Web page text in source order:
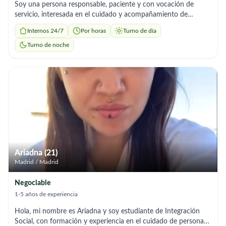
Soy una persona responsable, paciente y con vocación de
servicio, interesada en el cuidado y acompañamiento de
personas mayores. Tengo conocimientos básicos en toma de
signos vitales (presión arterial, pulso, temperatura y respiración)
y estoy dispuesta a seguir instrucciones médicas y aprender
higiene, comidas) Control y registro de signos vitales
Recordatorio de medicación (según indicaciones) Compañía,
conversación y apoyo emocional. Tareas ligeras del hogar
relacionadas con el cuidado del adulto mayor. Me caracterizo
por ser puntual, respetuosa, empática y muy atenta a las
necesidades de la persona bajo mi cuidado. Busco una
oportunidad para ganar experiencia y ofrecer un cuidado
humano y responsable. Disponibilidad: por horas, media
jornada o jornada completa (según necesidad).
Internos 24/7 Por horas Turno de día
Turno de noche
Ariadna (21)
Madrid / Madrid
Negociable
1-5 años de experiencia
Hola, mi nombre es Ariadna y soy estudiante de Integración
Social, con formación y experiencia en el cuidado de personas.